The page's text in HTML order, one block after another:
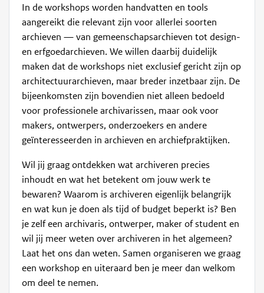
In de workshops worden handvatten en tools
aangereikt die relevant zijn voor allerlei soorten
archieven — van gemeenschapsarchieven tot design-
en erfgoedarchieven. We willen daarbij duidelijk
maken dat de workshops niet exclusief gericht zijn op
architectuurarchieven, maar breder inzetbaar zijn. De
bijeenkomsten zijn bovendien niet alleen bedoeld
voor professionele archivarissen, maar ook voor
makers, ontwerpers, onderzoekers en andere
geïnteresseerden in archieven en archiefpraktijken.
Wil jij graag ontdekken wat archiveren precies
inhoudt en wat het betekent om jouw werk te
bewaren? Waarom is archiveren eigenlijk belangrijk
en wat kun je doen als tijd of budget beperkt is? Ben
je zelf een archivaris, ontwerper, maker of student en
wil jij meer weten over archiveren in het algemeen?
Laat het ons dan weten. Samen organiseren we graag
een workshop en uiteraard ben je meer dan welkom
om deel te nemen.